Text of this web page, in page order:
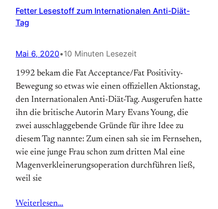
Fetter Lesestoff zum Internationalen Anti-Diät-
Tag
Mai 6, 2020•10 Minuten Lesezeit
1992 bekam die Fat Acceptance/Fat Positivity-
Bewegung so etwas wie einen offiziellen Aktions­tag,
den Internationalen Anti-Diät-Tag. Aus­gerufen hatte
ihn die britische Autorin Mary Evans Young, die
zwei ausschlaggebende Gründe für ihre Idee zu
diesem Tag nannte: Zum einen sah sie im Fernsehen,
wie eine junge Frau schon zum dritten Mal eine
Magen­verkleinerungs­operation durchführen ließ,
weil sie
Weiterlesen…